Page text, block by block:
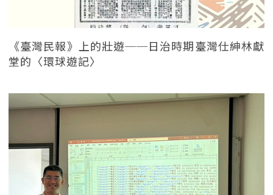
《臺灣民報》上的壯遊──日治時期臺灣仕紳林獻
堂的〈環球遊記〉